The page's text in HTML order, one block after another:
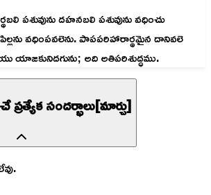
పశువును దహనబలి పశువును వధించు
వధింపవలెను. పాపపరిహారార్థమైన దానివలె
అది అతిపరిశుద్ధము.
సందర్భాలు[మార్చు]